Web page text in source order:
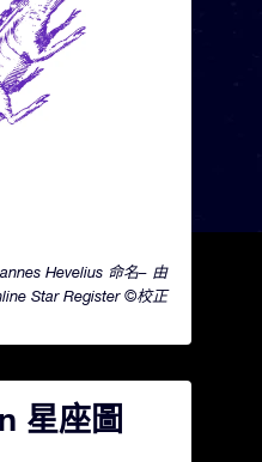
Hevelius 命名– 由
Star Register ©校正
星座圖